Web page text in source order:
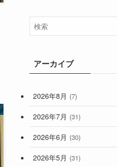
(33)
(248)
アーカイブ
2026年8月 (7)
2026年7月 (31)
2026年6月 (30)
2026年5月 (31)